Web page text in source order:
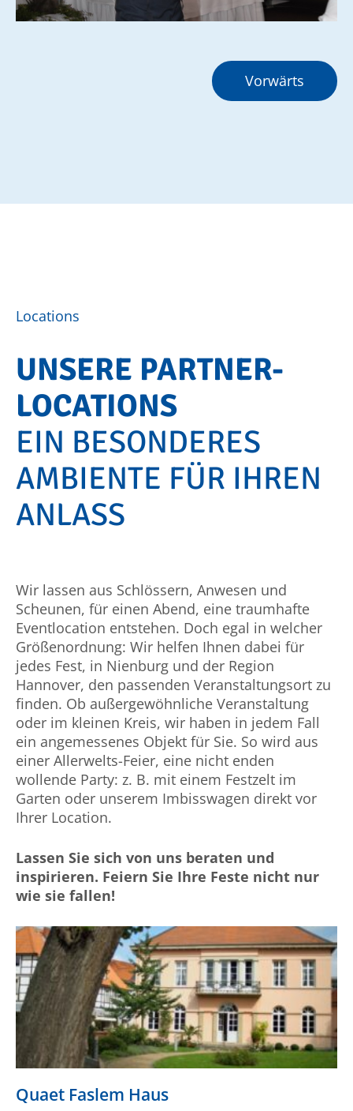
Vorwärts
Locations
UNSERE PARTNER-
LOCATIONS
EIN BESONDERES
AMBIENTE FÜR IHREN
ANLASS
Wir lassen aus Schlössern, Anwesen und
Scheunen, für einen Abend, eine traumhafte
Eventlocation entstehen. Doch egal in welcher
Größenordnung: Wir helfen Ihnen dabei für
jedes Fest, in Nienburg und der Region
Hannover, den passenden Veranstaltungsort zu
finden. Ob außergewöhnliche Veranstaltung
oder im kleinen Kreis, wir haben in jedem Fall
ein angemessenes Objekt für Sie. So wird aus
einer Allerwelts-Feier, eine nicht enden
wollende Party: z. B. mit einem Festzelt im
Garten oder unserem Imbisswagen direkt vor
Ihrer Location.
Lassen Sie sich von uns beraten und
inspirieren. Feiern Sie Ihre Feste nicht nur
wie sie fallen!
Quaet Faslem Haus